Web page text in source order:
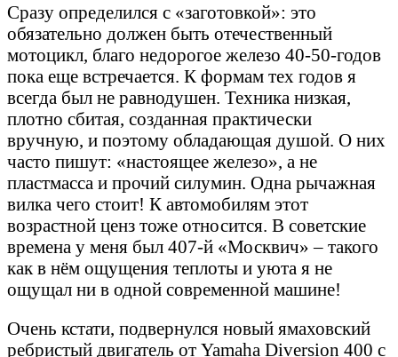
Сразу определился с «заготовкой»: это
обязательно должен быть отечественный
мотоцикл, благо недорогое железо 40-50-годов
пока еще встречается. К формам тех годов я
всегда был не равнодушен. Техника низкая,
плотно сбитая, созданная практически
вручную, и поэтому обладающая душой. О них
часто пишут: «настоящее железо», а не
пластмасса и прочий силумин. Одна рычажная
вилка чего стоит! К автомобилям этот
возрастной ценз тоже относится. В советские
времена у меня был 407-й «Москвич» – такого
как в нём ощущения теплоты и уюта я не
ощущал ни в одной современной машине!
Очень кстати, подвернулся новый ямаховский
ребристый двигатель от Yamaha Diversion 400 с